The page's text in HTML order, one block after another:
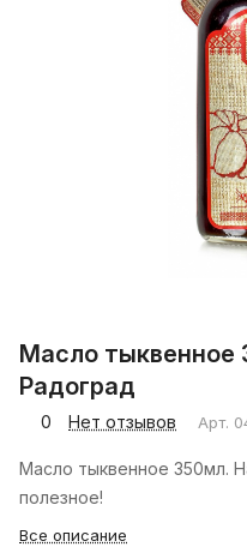
Масло тыквенное
Радоград
0 Нет отзывов Арт.
Масло тыквенное 350мл.
полезное!
Все описание